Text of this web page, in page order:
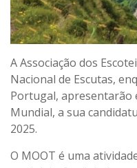
A Associação dos
Nacional de Escutas,
Portugal, apresentarão
Mundial, a sua
2025.
O MOOT é uma